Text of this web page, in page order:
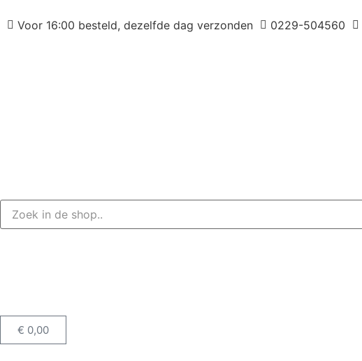
Voor 16:00 besteld, dezelfde dag verzonden 0229-504560
€ 0,00